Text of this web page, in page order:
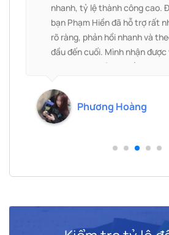
nhanh, tỷ lệ thành công cao.
bạn Phạm Hiền đã hỗ trợ rất
rõ ràng, phản hồi nhanh và
đầu đến cuối. Mình nhận được
chóng, mọi thủ tục đều
Phương Hoàng